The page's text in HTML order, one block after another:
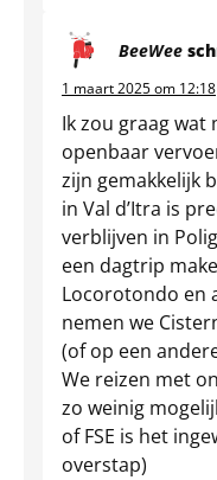
BeeWee
1 maart 2025 om 12:18
Ik zou graag
openbaar
zijn gemakkelijk
in Val d’Itra is
verblijven in
een dagtrip
Locorotondo en
nemen we
(of op een
We reizen met
zo weinig
of FSE is het
overstap)